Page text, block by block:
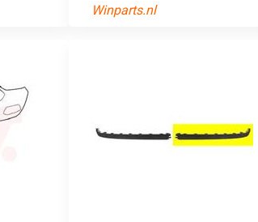
Winparts.nl